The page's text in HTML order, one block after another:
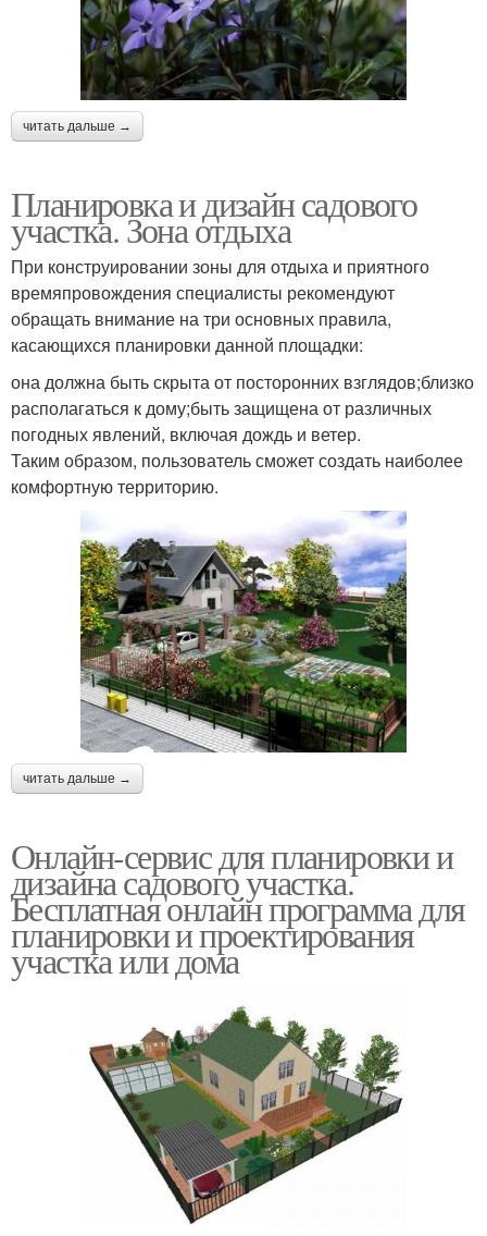
читать дальше →
Планировка и дизайн садового
участка. Зона отдыха
При конструировании зоны для отдыха и приятного
времяпровождения специалисты рекомендуют
обращать внимание на три основных правила,
касающихся планировки данной площадки:
она должна быть скрыта от посторонних взглядов;близко
располагаться к дому;быть защищена от различных
погодных явлений, включая дождь и ветер.
Таким образом, пользователь сможет создать наиболее
комфортную территорию.
читать дальше →
Онлайн-сервис для планировки и
дизайна садового участка.
Бесплатная онлайн программа для
планировки и проектирования
участка или дома